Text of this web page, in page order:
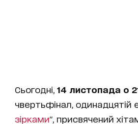
Сьогодні, 14 листопада о
чвертьфінал, одинадцятій
зірками", присвячений